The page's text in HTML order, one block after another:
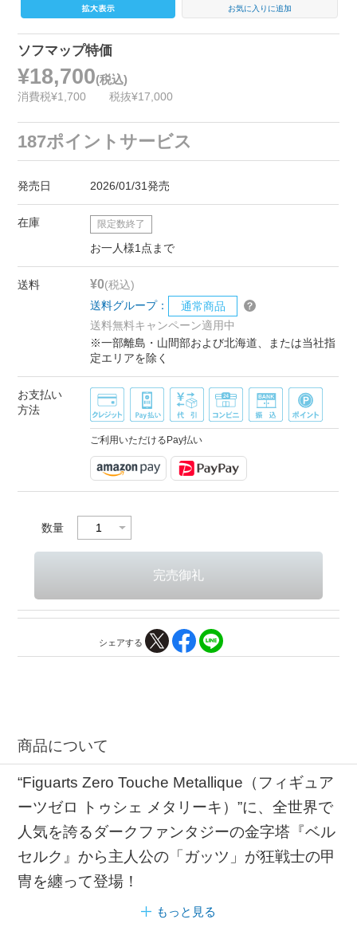
お気に入りに追加
ソフマップ特価
¥18,700(税込)
消費税¥1,700 税抜¥17,000
187ポイントサービス
発売日 2026/01/31発売
在庫 限定数終了
お一人様1点まで
送料 ¥0(税込)
送料グループ：
通常商品
送料無料キャンペーン適用中
※一部離島・山間部および北海道、または当社指
定エリアを除く
お支払い
方法
ご利用いただけるPay払い
数量
シェアする
商品について
“Figuarts Zero Touche Metallique（フィギュア
ーツゼロ トゥシェ メタリーキ）”に、全世界で
人気を誇るダークファンタジーの金字塔『ベル
セルク』から主人公の「ガッツ」が狂戦士の甲
冑を纏って登場！
もっと見る